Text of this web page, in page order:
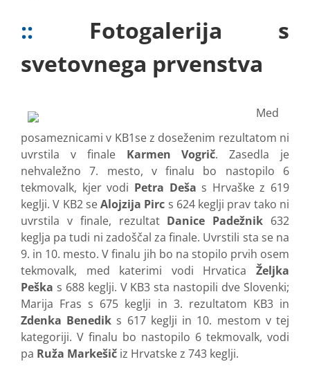
:: Fotogalerija s
svetovnega prvenstva
Med
posameznicami v KB1se z doseženim rezultatom ni
uvrstila v finaleKarmen Vogrič. Zasedla je
nehvaležno 7. mesto, v finalu bo nastopilo 6
tekmovalk, kjer vodi Petra Deša s Hrvaške z 619
keglji. V KB2 seAlojzija Pirc s 624 keglji prav tako ni
uvrstila v finale, rezultat Danice Padežnik 632
keglja pa tudi ni zadoščal za finale. Uvrstili sta se na
9. in 10. mesto. V finalu jih bo na stopilo prvih osem
tekmovalk, med katerimi vodi Hrvatica Željka
Peška s 688 keglji. V KB3 sta nastopili dve Slovenki;
Marija Fras s 675 keglji in 3. rezultatom KB3 in
Zdenka Benedik s 617 keglji in 10. mestom v tej
kategoriji. V finalu bo nastopilo 6 tekmovalk, vodi
pa Ruža Markešič iz Hrvatske z 743 keglji.